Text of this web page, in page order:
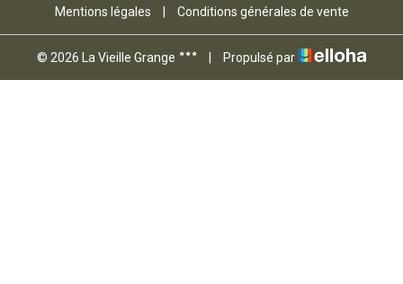
Mentions légales | Conditions générales de vente
© 2026 La Vieille Grange | Propulsé par